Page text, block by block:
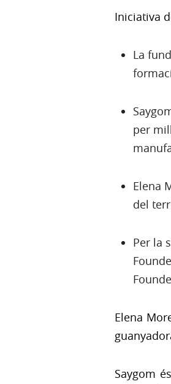
Iniciativa
La
per
Elena
del
Per la
Elena
Saygom